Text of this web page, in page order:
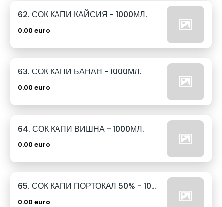
62. СОК КАПИ КАЙСИЯ - 1000МЛ.
0.00 euro
63. СОК КАПИ БАНАН - 1000МЛ.
0.00 euro
64. СОК КАПИ ВИШНА - 1000МЛ.
0.00 euro
65. СОК КАПИ ПОРТОКАЛ 50% - 1000МЛ.
0.00 euro